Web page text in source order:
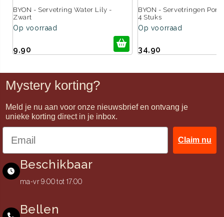
BYON - Servetring Water Lily -
Zwart
Op voorraad
9,90
BYON - Servetringen
4 Stuks
Op voorraad
34,90
Mystery korting?
Meld je nu aan voor onze nieuwsbrief en ontvang je
unieke korting direct in je inbox.
Claim nu
Beschikbaar
ma-vr 9:00 tot 17:00
Bellen